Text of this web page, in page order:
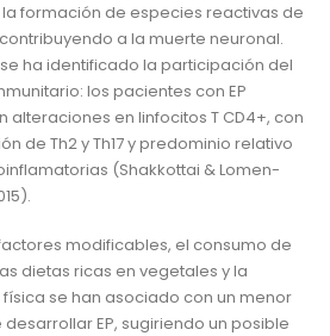
formación de especies reactivas de
a la muerte neuronal.
ha identificado la participación del
los pacientes con EP
alteraciones en linfocitos T CD4+, con
de Th2 y Th17 y predominio relativo
(Shakkottai & Lomen-
modificables, el consumo de
dietas ricas en vegetales y la
se han asociado con un menor
EP, sugiriendo un posible